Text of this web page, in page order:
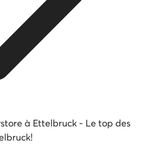
à Ettelbruck - Le top des